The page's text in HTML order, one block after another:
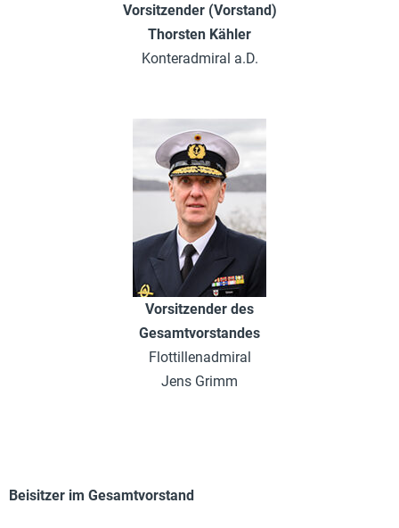
Vorsitzender (Vorstand)
Thorsten Kähler
Konteradmiral a.D.
Vorsitzender des
Gesamtvorstandes
Flottillenadmiral
Jens Grimm
Beisitzer im Gesamtvorstand